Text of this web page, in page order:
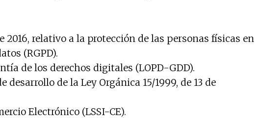
2016, relativo a la protección de las personas físicas en
(RGPD).
de los derechos digitales (LOPD-GDD).
desarrollo de la Ley Orgánica 15/1999, de 13 de
Electrónico (LSSI-CE).